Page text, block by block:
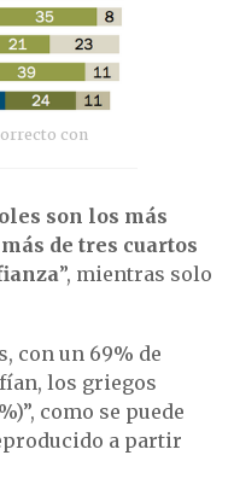
con
son los más
de tres cuartos
”, mientras solo
con un 69% de
los griegos
como se puede
a partir